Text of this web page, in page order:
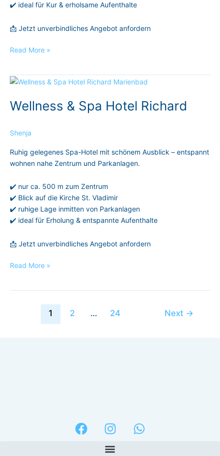
✔️ ideal für Kur & erholsame Aufenthalte
📩 Jetzt unverbindliches Angebot anfordern
Read More »
Wellness & Spa Hotel Richard
Shenja
Ruhig gelegenes Spa-Hotel mit schönem Ausblick – entspannt
wohnen nahe Zentrum und Parkanlagen.
✔️ nur ca. 500 m zum Zentrum
✔️ Blick auf die Kirche St. Vladimir
✔️ ruhige Lage inmitten von Parkanlagen
✔️ ideal für Erholung & entspannte Aufenthalte
📩 Jetzt unverbindliches Angebot anfordern
Wellness
Spa
Read More »
1 2 … 24 Next →
F
a
I
n
s
W
h